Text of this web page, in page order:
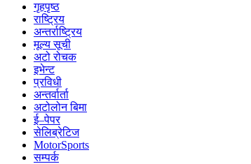
गृहपृष्ठ
राष्ट्रिय
अन्तर्राष्ट्रिय
मूल्य सूची
अटो रोचक
इभेन्ट
प्रविधी
अन्तर्वार्ता
अटोलोन बिमा
ई–पेपर
सेलिब्रेटिज
MotorSports
सम्पर्क